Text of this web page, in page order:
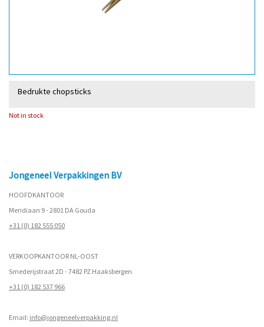
Bedrukte chopsticks
Not in stock
Jongeneel Verpakkingen BV
HOOFDKANTOOR
Meridiaan 9 - 2801 DA Gouda
+31 (0) 182 555 050
VERKOOPKANTOOR NL-OOST
Smederijstraat 2D - 7482 PZ Haaksbergen
+31 (0) 182 537 966
Email: info@jongeneelverpakking.nl